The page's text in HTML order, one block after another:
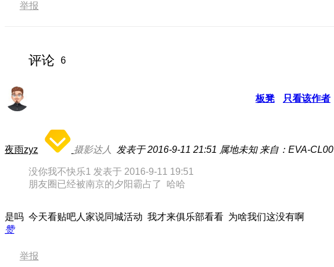
举报
评论 6
板凳 只看该作者
夜雨zyz 摄影达人 发表于 2016-9-11 21:51 属地未知 来自：EVA-CL00
没你我不快乐1 发表于 2016-9-11 19:51
朋友圈已经被南京的夕阳霸占了 哈哈
是吗 今天看贴吧人家说同城活动 我才来俱乐部看看 为啥我们这没有啊
赞
举报